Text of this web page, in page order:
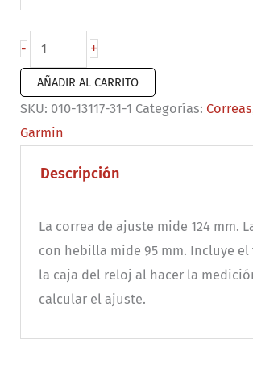
-
Correas
de
reloj
QuickFit®
26
cantidad
+
AÑADIR AL CARRITO
SKU: 010-13117-31-1 Categorías: Correas
Garmin
Descripción
La correa de ajuste mide 124 mm.
con hebilla mide 95 mm. Incluye el
la caja del reloj al hacer la
calcular el ajuste.